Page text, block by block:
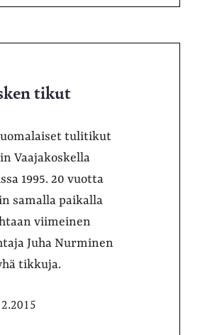
tikut
tulitikut
Vaajakoskella
1995. 20 vuotta
samalla paikalla
viimeinen
Juha Nurminen
tikkuja.